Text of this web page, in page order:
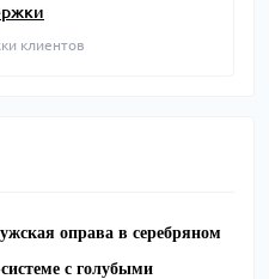
клиентов
оправа в серебряном
с голубыми